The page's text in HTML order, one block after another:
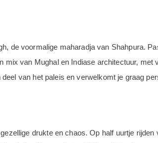
de voormalige maharadja van Shahpura.
van Mughal en Indiase architectuur, met
van het paleis en verwelkomt je graag
drukte en chaos. Op half uurtje